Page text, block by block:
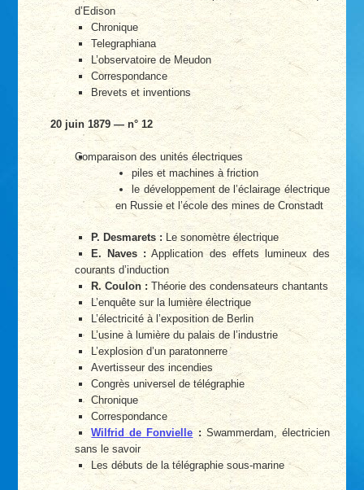
d’Edison
Chronique
Telegraphiana
L’observatoire de Meudon
Correspondance
Brevets et inventions
20 juin 1879 — n° 12
Comparaison des unités électriques
piles et machines à friction
le développement de l’éclairage électrique
en Russie et l’école des mines de Cronstadt
P. Desmarets : Le sonomètre électrique
E. Naves : Application des effets lumineux des
courants d’induction
R. Coulon : Théorie des condensateurs chantants
L’enquête sur la lumière électrique
L’électricité à l’exposition de Berlin
L’usine à lumière du palais de l’industrie
L’explosion d’un paratonnerre
Avertisseur des incendies
Congrès universel de télégraphie
Chronique
Correspondance
Wilfrid de Fonvielle:Swammerdam, électricien
sans le savoir
Les débuts de la télégraphie sous-marine